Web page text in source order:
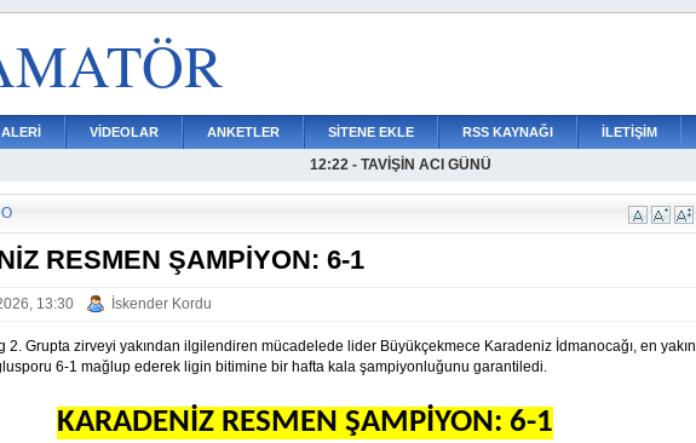
VİDEOLAR ANKETLER SİTENE EKLE RSS KAYNAĞI İLETİŞİM
15:04 - AVCILARSPORDAN YILMAZA ZİYARET
12:22 - TAVİŞİN ACI GÜNÜ
RESMEN ŞAMPİYON: 6-1
13:30 İskender Kordu
2. Grupta zirveyi yakından ilgilendiren mücadelede lider Büyükçekmece Karadeniz İdmanocağı, en yakın
6-1 mağlup ederek ligin bitimine bir hafta kala şampiyonluğunu garantiledi.
KARADENİZ RESMEN ŞAMPİYON: 6-1